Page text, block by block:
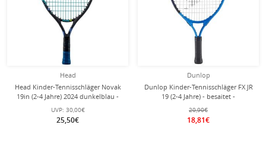
Head
Head Kinder-Tennisschläger Novak
19in (2-4 Jahre) 2024 dunkelblau -
besaitet -
UVP: 30,00€
25,50€
Dunlop
Dunlop Kinder-Tennisschläger FX JR
19 (2-4 Jahre) - besaitet -
20,90€
18,81€